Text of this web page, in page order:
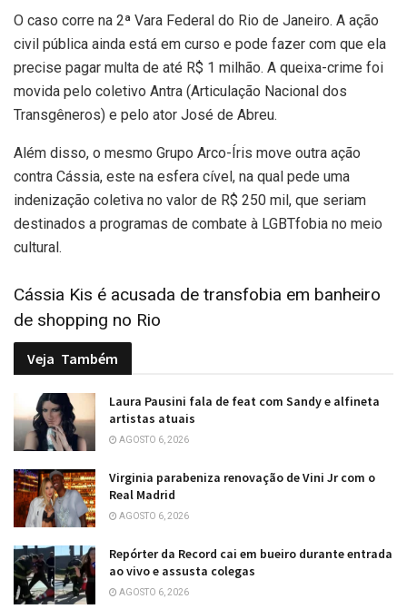
O caso corre na 2ª Vara Federal do Rio de Janeiro. A ação
civil pública ainda está em curso e pode fazer com que ela
precise pagar multa de até R$ 1 milhão. A queixa-crime foi
movida pelo coletivo Antra (Articulação Nacional dos
Transgêneros) e pelo ator José de Abreu.
Além disso, o mesmo Grupo Arco-Íris move outra ação
contra Cássia, este na esfera cível, na qual pede uma
indenização coletiva no valor de R$ 250 mil, que seriam
destinados a programas de combate à LGBTfobia no meio
cultural.
Cássia Kis é acusada de transfobia em banheiro
de shopping no Rio
Veja Também
Laura Pausini fala de feat com Sandy e alfineta
artistas atuais
AGOSTO 6, 2026
Virginia parabeniza renovação de Vini Jr com o
Real Madrid
AGOSTO 6, 2026
Repórter da Record cai em bueiro durante entrada
ao vivo e assusta colegas
AGOSTO 6, 2026